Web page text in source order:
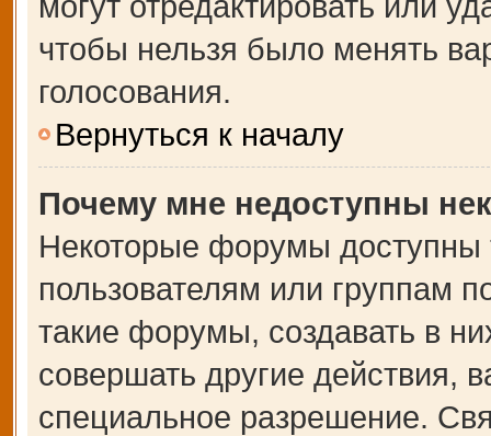
чтобы нельзя было менять
голосования.
Вернуться к началу
Почему мне недоступны
Некоторые форумы доступны
пользователям или группам
такие форумы, создавать в
совершать другие действия,
специальное разрешение.